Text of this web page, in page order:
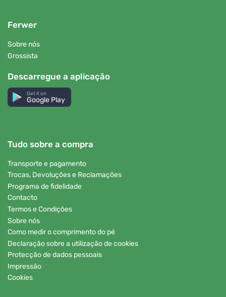
Ferwer
Sobre nós
Grossista
Descarregue a aplicação
Get it on
Google Play
Tudo sobre a compra
Transporte e pagamento
Trocas, Devoluções e Reclamações
Programa de fidelidade
Contacto
Termos e Condições
Sobre nós
Como medir o comprimento do pé
Declaração sobre a utilização de cookies
Protecção de dados pessoais
Impressão
Cookies